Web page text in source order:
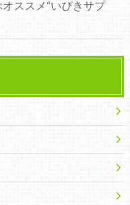
ススメ“いびきサプ